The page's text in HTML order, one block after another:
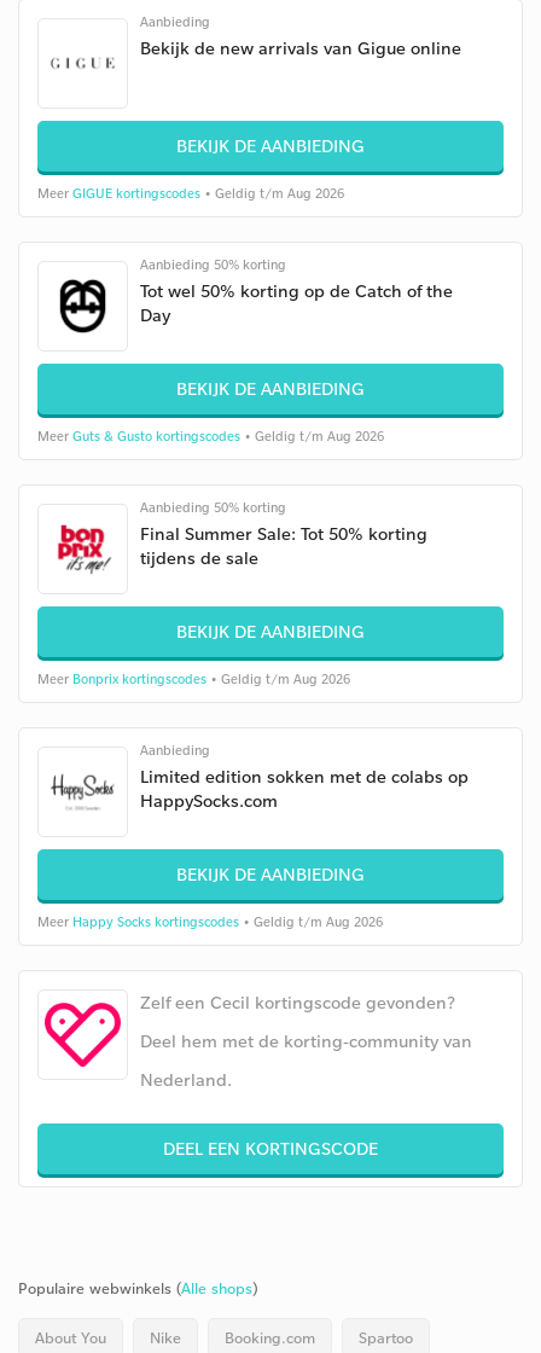
Aanbieding
Bekijk de new arrivals van Gigue online
BEKIJK DE AANBIEDING
Meer GIGUE kortingscodes • Geldig t/m Aug 2026
Aanbieding 50% korting
Tot wel 50% korting op de Catch of the
Day
BEKIJK DE AANBIEDING
Meer Guts & Gusto kortingscodes • Geldig t/m Aug 2026
Aanbieding 50% korting
Final Summer Sale: Tot 50% korting
tijdens de sale
BEKIJK DE AANBIEDING
Meer Bonprix kortingscodes • Geldig t/m Aug 2026
Aanbieding
Limited edition sokken met de colabs op
HappySocks.com
BEKIJK DE AANBIEDING
Meer Happy Socks kortingscodes • Geldig t/m Aug 2026
Zelf een Cecil kortingscode gevonden?
Deel hem met de korting-community van
Nederland.
DEEL EEN KORTINGSCODE
Populaire webwinkels (Alle shops)
About You Nike Booking.com Spartoo